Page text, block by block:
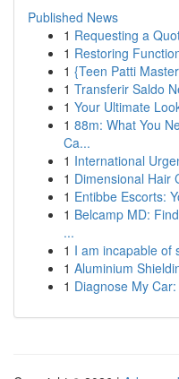
Published News
1 Requesting a
1 Restoring
1 {Teen Patti
1 Transferir Saldo
1 Your Ultimate
1 88m: What You
Ca...
1 International
1 Dimensional Hair
1 Entibbe Escorts:
1 Belcamp MD:
...
1 I am incapable of
1 Aluminium
1 Diagnose My